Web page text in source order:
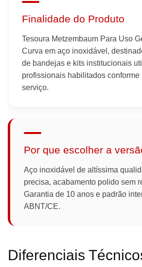
Finalidade do Produto
Tesoura Metzembaum Para Uso
Curva em aço inoxidável,
de bandejas e kits institucionais
profissionais habilitados conforme
serviço.
Por que escolher a
Aço inoxidável de altíssima
precisa, acabamento polido sem
Garantia de 10 anos e padrão
ABNT/CE.
Diferenciais